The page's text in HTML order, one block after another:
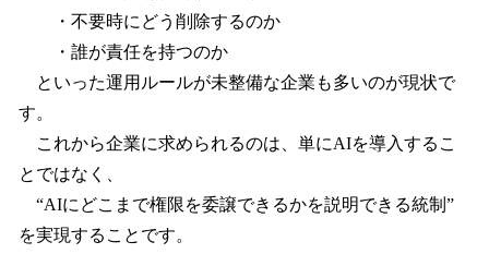
・不要時にどう削除するのか
・誰が責任を持つのか
といった運用ルールが未整備な企業も多いのが現状で
す。
これから企業に求められるのは、単にAIを導入するこ
とではなく、
“AIにどこまで権限を委譲できるかを説明できる統制”
を実現することです。